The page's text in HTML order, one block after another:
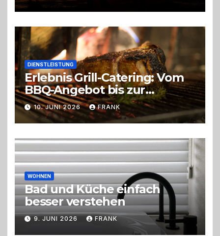
DIENSTLEISTUNG
Erlebnis Grill-Catering: Vom
BBQ-Angebot bis zur
perfekten Eventorganisation
Trend zu Outdoor-Events,
Erlebnisgastronomie und
Live-Cooking
10. JUNI 2026 FRANK
WOHNEN
Bad und Küche einfach
besser verstehen
9. JUNI 2026 FRANK